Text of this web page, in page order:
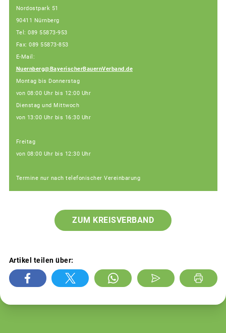
Nordostpark 51
90411 Nürnberg
Tel: 089 55873-953
Fax: 089 55873-853
E-Mail:
Nuernberg@BayerischerBauernVerband.de
Montag bis Donnerstag
von 08:00 Uhr bis 12:00 Uhr
Dienstag und Mittwoch
von 13:00 Uhr bis 16:30 Uhr
Freitag
von 08:00 Uhr bis 12:30 Uhr
Termine nur nach telefonischer Vereinbarung
ZUM KREISVERBAND
Artikel teilen über: